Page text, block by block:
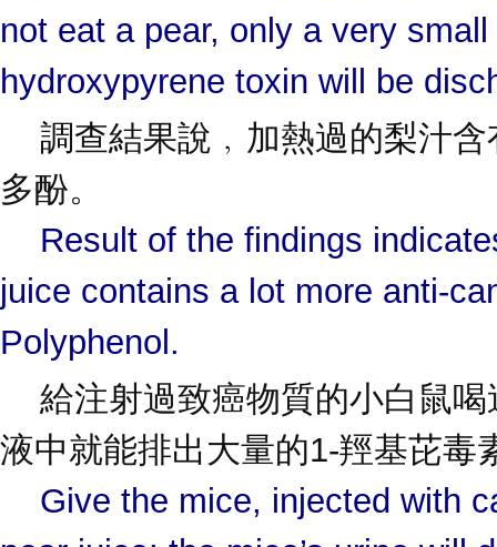
not eat a pear, only a very
hydroxypyrene toxin will be
調查結果說﹐加熱過的梨汁含
多酚。
Result of the findings
juice contains a lot more anti-
Polyphenol.
給注射過致癌物質的小白鼠喝
液中就能排出大量的1-羥基芘毒
Give the mice, injected with